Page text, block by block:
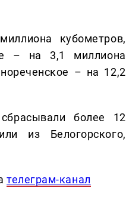
кубометров,
– на 3,1 миллиона
– на 12,2
более 12
из Белогорского,
телеграм-канал